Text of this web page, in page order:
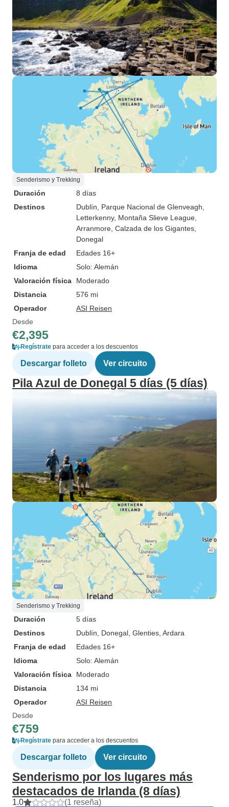
Senderismo y Trekking
Duración
8 días
Destinos
Dublín , Parque Nacional de Glenveagh
Letterkenny, Montaña Slieve League
Arranmore , Calzada de los Gigantes
Donegal
Franja de edad
Edades 16+
Idioma
Solo: Alemán
Valoración física
Moderado
Distancia
576 mi
Operador
ASI Reisen
Desde
€2,395
Regístrate para acceder a los descuentos
Descargar folleto Ver circuito
Pila Azul de Donegal 5 días (5 días)
Senderismo y Trekking
Duración
5 días
Destinos
Dublín , Donegal , Glenties , Ardara
Franja de edad
Edades 16+
Idioma
Solo: Alemán
Valoración física
Moderado
Distancia
134 mi
Operador
ASI Reisen
Desde
€759
Regístrate para acceder a los descuentos
Descargar folleto Ver circuito
Senderismo por los lugares más
destacados de Irlanda (8 días)
1.0 (1 reseña)